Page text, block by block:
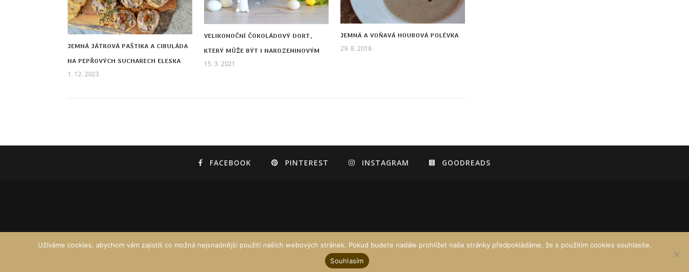
JEMNÁ JÁTROVÁ PAŠTIKA A CIBULÁDA
NA PEPŘOVÝCH SUCHARECH ELESKA
1. 12. 2023
VELIKONOČNÍ ČOKOLÁDOVÝ DORT,
KTERÝ MŮŽE BÝT I NAROZENINOVÝM
15. 3. 2021
JEMNÁ A VOŇAVÁ HOUBOVÁ POLÉVKA
29. 8. 2018
FACEBOOK PINTEREST INSTAGRAM GOODREADS
Užíváme cookies, abychom vám zajistili co možná nejsnadnější použití našich webových stránek. Pokud budete nadále prohlížet naše stránky předpokládáme, že s použitím cookies souhlasíte.
Souhlasím